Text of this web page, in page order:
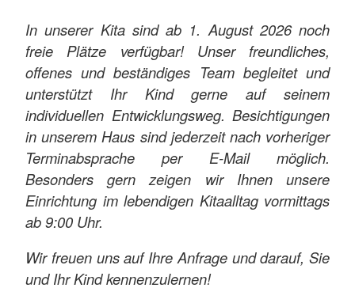
In unserer Kita sind ab 1. August 2026 noch
freie Plätze verfügbar! Unser freundliches,
offenes und beständiges Team begleitet und
unterstützt Ihr Kind gerne auf seinem
individuellen Entwicklungsweg. Besichtigungen
in unserem Haus sind jederzeit nach vorheriger
Terminabsprache per E-Mail möglich.
Besonders gern zeigen wir Ihnen unsere
Einrichtung im lebendigen Kitaalltag vormittags
ab 9:00 Uhr.
Wir freuen uns auf Ihre Anfrage und darauf, Sie
und Ihr Kind kennenzulernen!